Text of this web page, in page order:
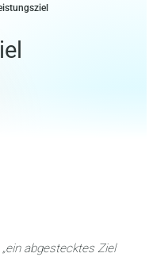
„ein abgestecktes Ziel